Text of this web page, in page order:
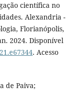
científica no
Alexandria -
Florianópolis,
2024. Disponível
. Acesso
de Paiva;